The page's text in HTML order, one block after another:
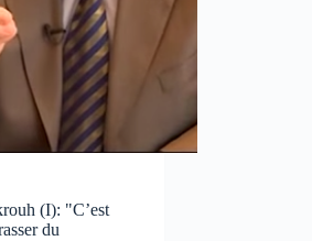
(I): "C’est
du